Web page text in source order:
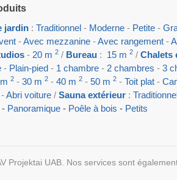
jardin : Traditionnel - Moderne - Petite -
-Avec mezzanine -Avec rangement -
- 20 m 2 / Bureau : 15 m 2 / Chalets
- Plain-pied - 1 chambre - 2 chambres - 3
2 - 30 m 2 - 40 m 2 - 50 m 2 - Toit plat -
-Abri voiture / Sauna extérieur :
- Panoramique - Poêle à bois - Petits
Projektai UAB. Nos services sont